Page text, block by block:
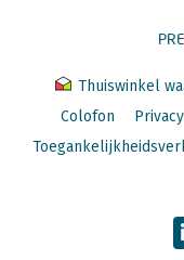
Thuiswinkel
Colofon
Privacy